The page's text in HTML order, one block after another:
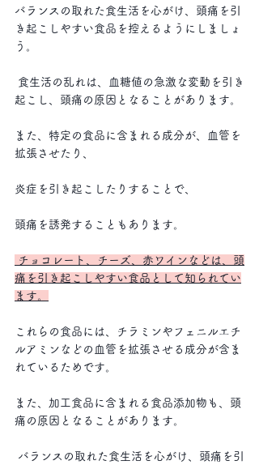
バランスの取れた食生活を心がけ、頭痛を引
き起こしやすい食品を控えるようにしましょ
う。
起こし、頭痛の原因となることがあります。
また、特定の食品に含まれる成分が、血管を
拡張させたり、
炎症を引き起こしたりすることで、
頭痛を誘発することもあります。
痛を引き起こしやすい食品として知られてい
ます。
これらの食品には、チラミンやフェニルエチ
ルアミンなどの血管を拡張させる成分が含ま
れているためです。
また、加工食品に含まれる食品添加物も、頭
痛の原因となることがあります。